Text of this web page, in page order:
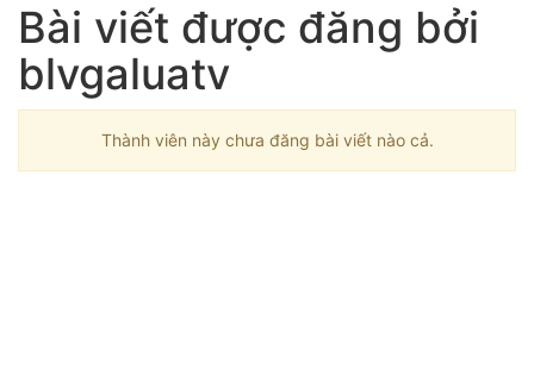
Bài viết được đăng bởi
blvgaluatv
Thành viên này chưa đăng bài viết nào cả.